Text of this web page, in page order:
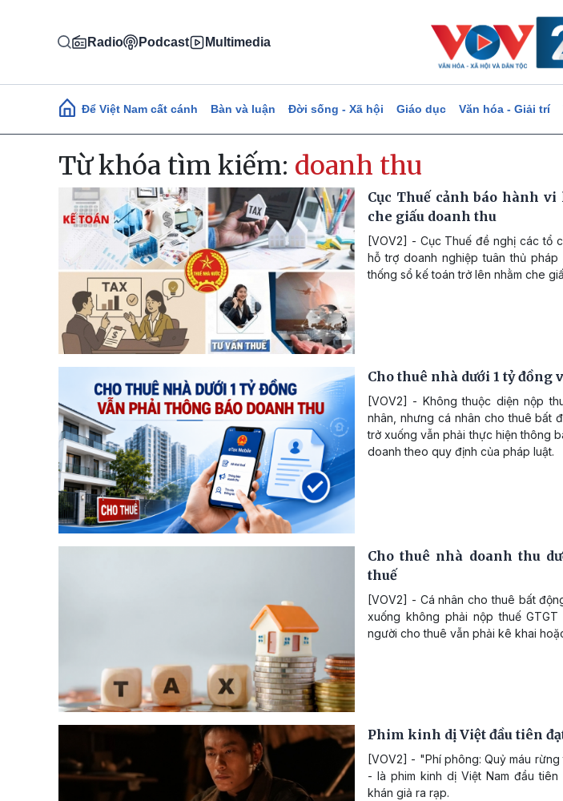
Radio Podcast Multimedia
Main navigation
Để Việt Nam cất cánh Bàn và luận Đời sống - Xã hội Giáo dục Văn hóa - Giải trí
Từ khóa tìm kiếm: doanh thu
Cục Thuế cảnh báo hành
che giấu doanh thu
[VOV2] - Cục Thuế đề nghị các tổ
hỗ trợ doanh nghiệp tuân thủ
thống sổ kế toán trở lên nhằm che
Cho thuê nhà dưới 1 tỷ đồng
[VOV2] - Không thuộc diện nộp
nhân, nhưng cá nhân cho thuê bất
trở xuống vẫn phải thực hiện thông
doanh theo quy định của pháp luật.
Cho thuê nhà doanh thu
thuế
[VOV2] - Cá nhân cho thuê bất
xuống không phải nộp thuế
người cho thuê vẫn phải kê khai
Phim kinh dị Việt đầu tiên
[VOV2] - "Phí phông: Quỷ máu
- là phim kinh dị Việt Nam đầu
khán giả ra rạp.